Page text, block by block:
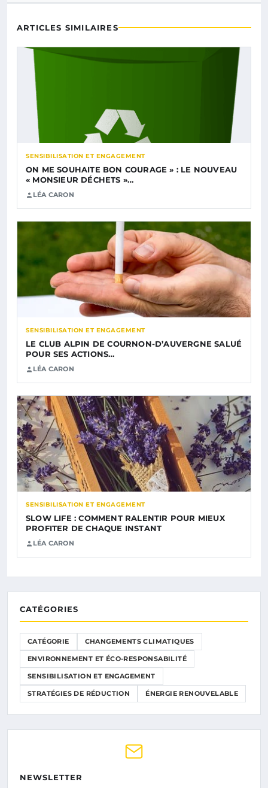
ARTICLES SIMILAIRES
SENSIBILISATION ET ENGAGEMENT
ON ME SOUHAITE BON COURAGE » : LE NOUVEAU
« MONSIEUR DÉCHETS »…
LÉA CARON
SENSIBILISATION ET ENGAGEMENT
LE CLUB ALPIN DE COURNON-D’AUVERGNE SALUÉ
POUR SES ACTIONS…
LÉA CARON
SENSIBILISATION ET ENGAGEMENT
SLOW LIFE : COMMENT RALENTIR POUR MIEUX
PROFITER DE CHAQUE INSTANT
LÉA CARON
CATÉGORIES
CATÉGORIE CHANGEMENTS CLIMATIQUES
ENVIRONNEMENT ET ÉCO-RESPONSABILITÉ
SENSIBILISATION ET ENGAGEMENT
STRATÉGIES DE RÉDUCTION ÉNERGIE RENOUVELABLE
NEWSLETTER